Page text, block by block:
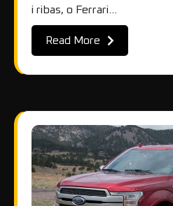
i ribas, o Ferrari…
Read More